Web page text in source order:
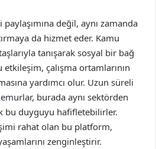
değil, aynı zamanda
da hizmet eder. Kamu
tanışarak sosyal bir bağ
çalışma ortamlarının
yardımcı olur. Uzun süreli
burada aynı sektörden
bu duyguyu hafifletebilirler.
rahat olan bu platform,
zenginleştirir.